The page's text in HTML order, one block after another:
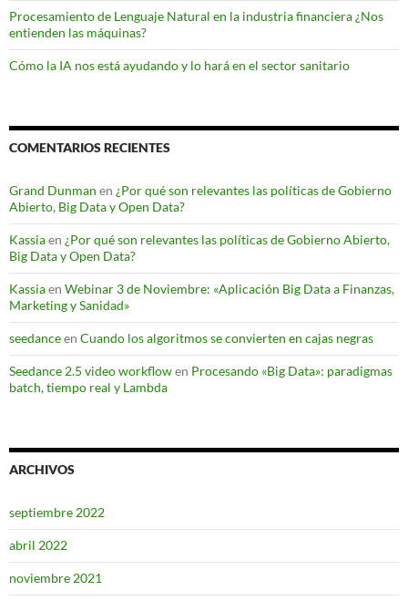
Procesamiento de Lenguaje Natural en la industria financiera ¿Nos
entienden las máquinas?
Cómo la IA nos está ayudando y lo hará en el sector sanitario
COMENTARIOS RECIENTES
Grand Dunman en ¿Por qué son relevantes las políticas de Gobierno
Abierto, Big Data y Open Data?
Kassiaen ¿Por qué son relevantes las políticas de Gobierno Abierto,
Big Data y Open Data?
Kassiaen Webinar 3 de Noviembre: «Aplicación Big Data a Finanzas,
Marketing y Sanidad»
seedanceen Cuando los algoritmos se convierten en cajas negras
Seedance 2.5 video workflowen Procesando «Big Data»: paradigmas
batch, tiempo real y Lambda
ARCHIVOS
septiembre 2022
abril 2022
noviembre 2021